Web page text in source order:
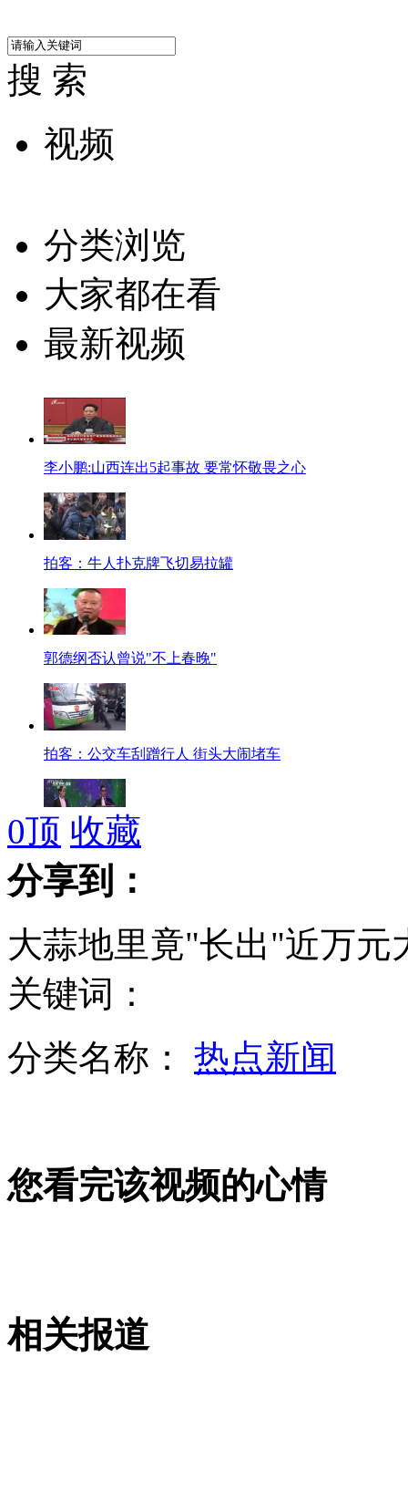
搜 索
视频
分类浏览
大家都在看
最新视频
李小鹏:山西连出5起事故 要常怀敬畏之心
拍客：牛人扑克牌飞切易拉罐
郭德纲否认曾说"不上春晚"
拍客：公交车刮蹭行人 街头大闹堵车
传统歌剧版<江南style>出炉
拍客：动姐摆“动车style”
安倍高唱国歌 被美国人解读为法西斯"招魂"
美国遭枪击前女议员投身"枪支管控"
0顶 收藏
分享到：
大蒜地里竟"长出"近万元
关键词：
分类名称： 热点新闻
您看完该视频的心情
相关报道